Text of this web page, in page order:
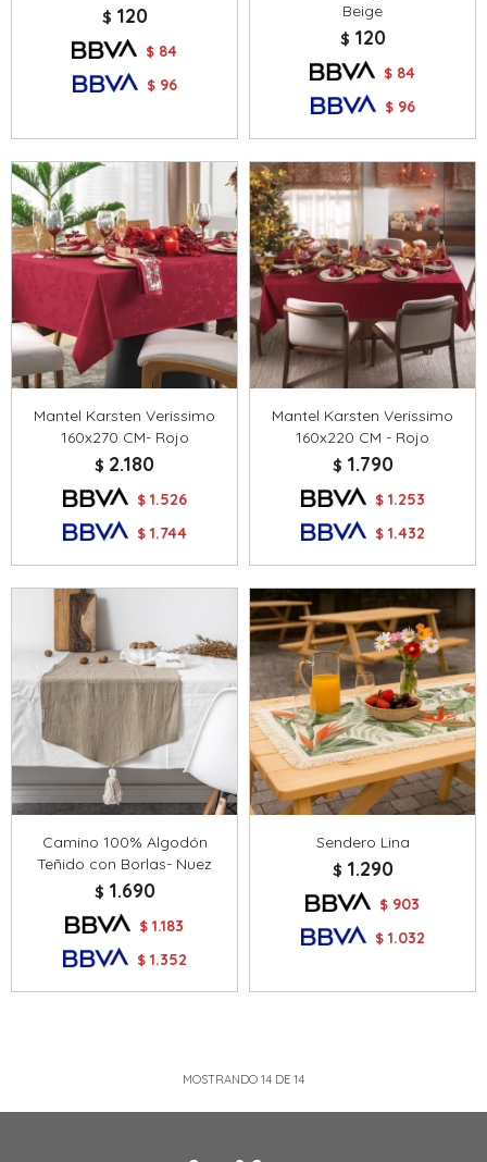
$ 120
$ 84
$ 96
Beige
$ 120
$ 84
$ 96
Mantel Karsten Verissimo
160x270 CM- Rojo
$ 2.180
$ 1.526
$ 1.744
Mantel Karsten Verissimo
160x220 CM - Rojo
$ 1.790
$ 1.253
$ 1.432
Camino 100% Algodón
Teñido con Borlas- Nuez
$ 1.690
$ 1.183
$ 1.352
Sendero Lina
$ 1.290
$ 903
$ 1.032
MOSTRANDO 14 DE 14